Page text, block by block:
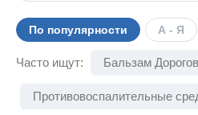
По популярности А - Я
Часто ищут: Бальзам
Противовоспалительные